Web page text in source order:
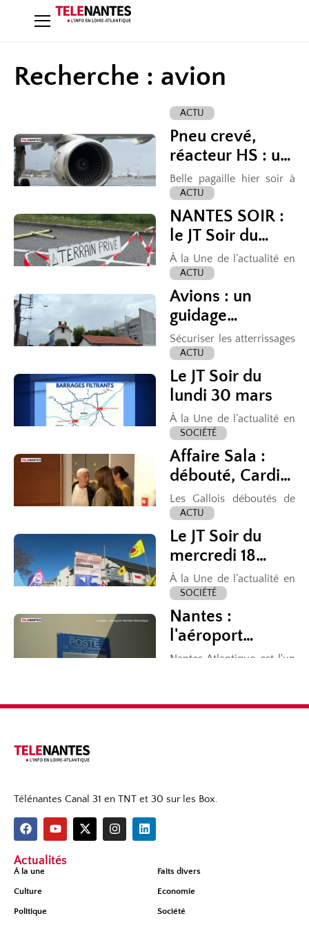
Recherche : avion
Télénantes Canal 31 en TNT et 30 sur les Box.
Actualités
À la une Faits divers
Culture Economie
Politique Société